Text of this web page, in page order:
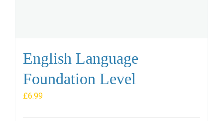
English Language
Foundation Level
£6.99